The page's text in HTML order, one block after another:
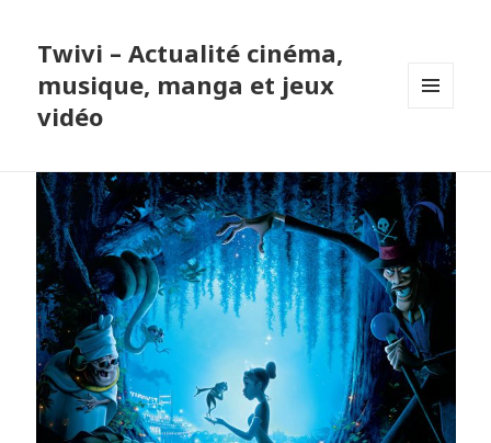
Twivi – Actualité cinéma,
musique, manga et jeux
vidéo